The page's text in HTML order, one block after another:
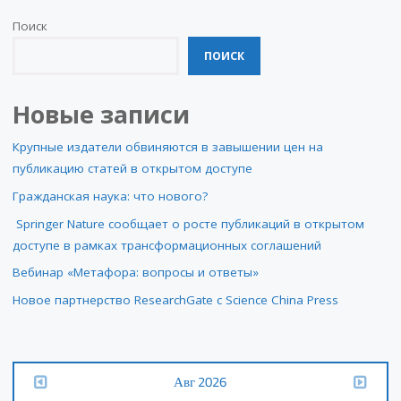
Поиск
ПОИСК
Новые записи
Крупные издатели обвиняются в завышении цен на
публикацию статей в открытом доступе
Гражданская наука: что нового?
Springer Nature сообщает о росте публикаций в открытом
доступе в рамках трансформационных соглашений
Вебинар «Метафора: вопросы и ответы»
Новое партнерство ResearchGate с Science China Press
Авг 2026